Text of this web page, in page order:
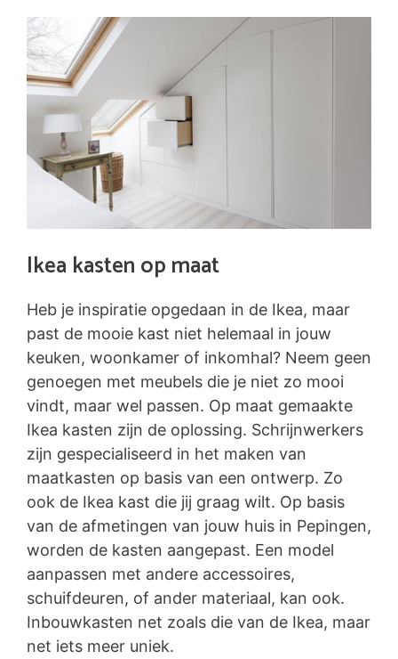
Ikea kasten op maat
Heb je inspiratie opgedaan in de Ikea, maar
past de mooie kast niet helemaal in jouw
keuken, woonkamer of inkomhal? Neem geen
genoegen met meubels die je niet zo mooi
vindt, maar wel passen. Op maat gemaakte
Ikea kasten zijn de oplossing. Schrijnwerkers
zijn gespecialiseerd in het maken van
maatkasten op basis van een ontwerp. Zo
ook de Ikea kast die jij graag wilt. Op basis
van de afmetingen van jouw huis in Pepingen,
worden de kasten aangepast. Een model
aanpassen met andere accessoires,
schuifdeuren, of ander materiaal, kan ook.
Inbouwkasten net zoals die van de Ikea, maar
net iets meer uniek.